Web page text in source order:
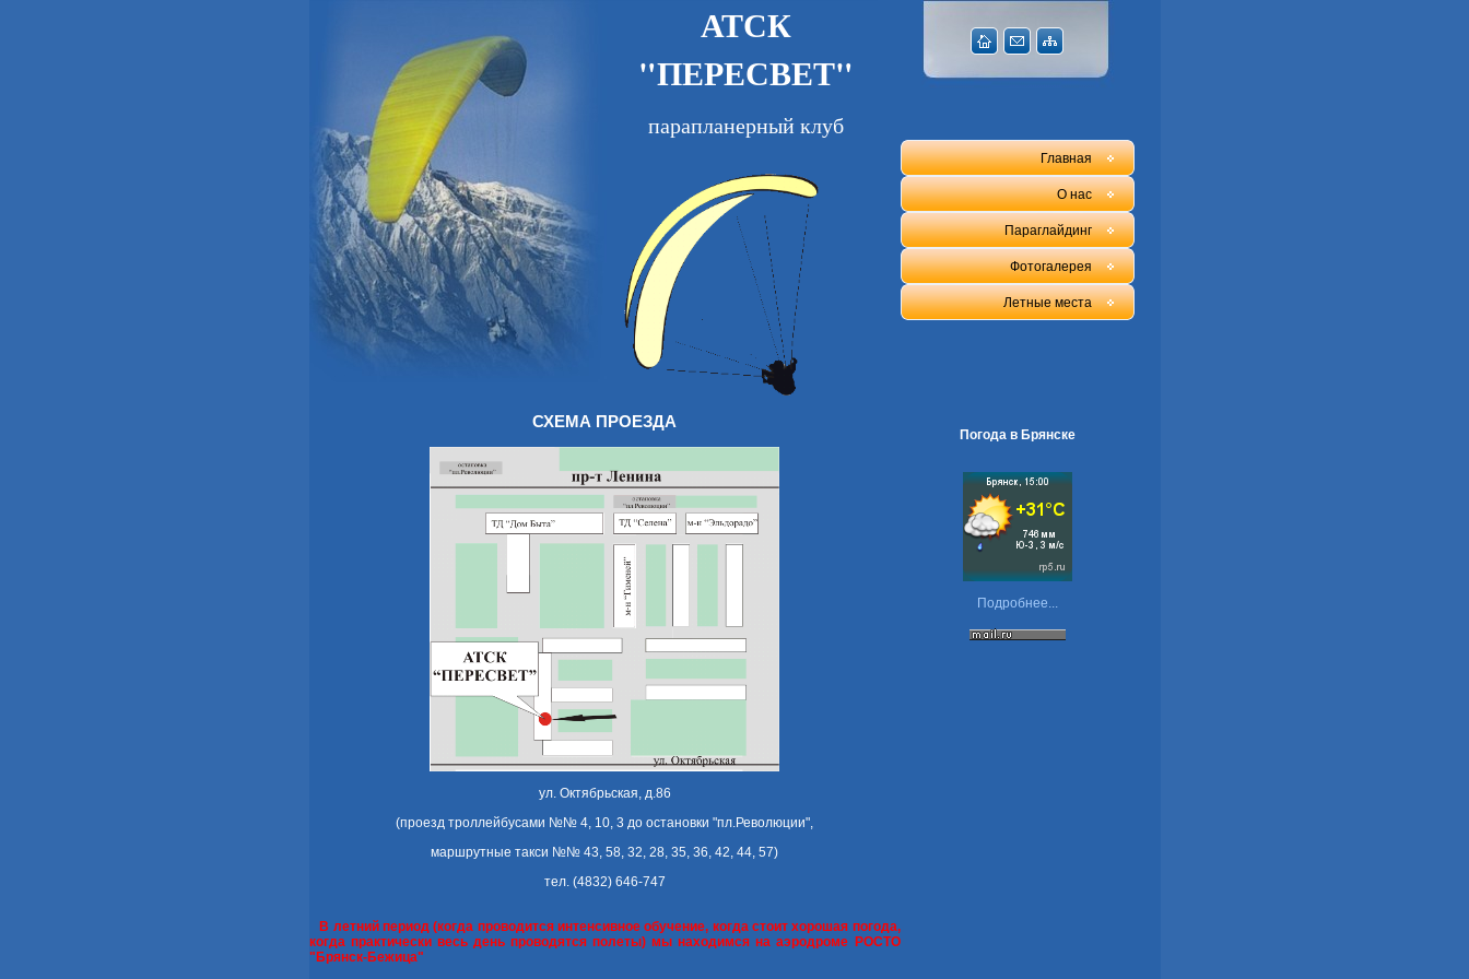
АТСК
"ПЕРЕСВЕТ"
парапланерный клуб
СХЕМА ПРОЕЗДА
ул. Октябрьская, д.86
(проезд троллейбусами №№ 4, 10, 3 до остановки "пл.Революции",
маршрутные такси №№ 43, 58, 32, 28, 35, 36, 42, 44, 57)
тел. (4832) 646-747
В летний период (когда проводится интенсивное обучение, когда стоит хорошая погода,
когда практически весь день проводятся полеты) мы находимся на аэродроме РОСТО
"Брянск-Бежица"
Главная
О нас
Параглайдинг
Фотогалерея
Летные места
Погода в Брянске
Подробнее...